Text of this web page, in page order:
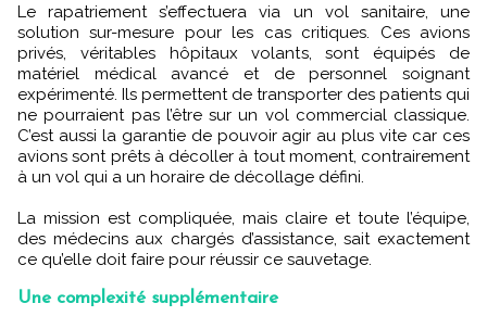
Le rapatriement s’effectuera via un vol sanitaire, une
solution sur-mesure pour les cas critiques. Ces avions
privés, véritables hôpitaux volants, sont équipés de
matériel médical avancé et de personnel soignant
expérimenté. Ils permettent de transporter des patients qui
ne pourraient pas l’être sur un vol commercial classique.
C’est aussi la garantie de pouvoir agir au plus vite car ces
avions sont prêts à décoller à tout moment, contrairement
à un vol qui a un horaire de décollage défini.
La mission est compliquée, mais claire et toute l’équipe,
des médecins aux chargés d’assistance, sait exactement
ce qu’elle doit faire pour réussir ce sauvetage.
Une complexité supplémentaire